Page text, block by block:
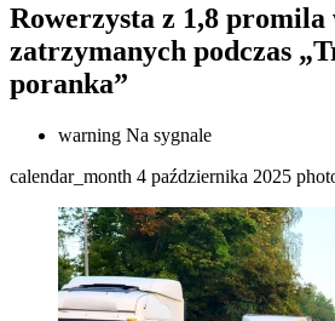
Rowerzysta z 1,8 promila
zatrzymanych podczas
poranka”
warning Na sygnale
calendar_month 4 października 2025